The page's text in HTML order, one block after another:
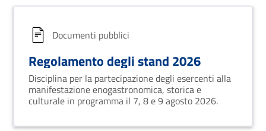
Documenti pubblici
Regolamento degli stand 2026
Disciplina per la partecipazione degli esercenti alla
manifestazione enogastronomica, storica e
culturale in programma il 7, 8 e 9 agosto 2026.